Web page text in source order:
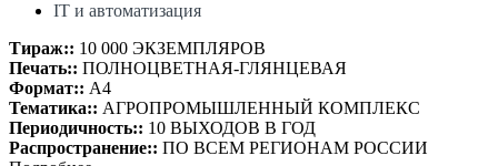
IT и автоматизация
Тираж:: 10 000 ЭКЗЕМПЛЯРОВ
Печать:: ПОЛНОЦВЕТНАЯ-ГЛЯНЦЕВАЯ
Формат:: А4
Тематика:: АГРОПРОМЫШЛЕННЫЙ КОМПЛЕКС
Периодичность:: 10 ВЫХОДОВ В ГОД
Распространение:: ПО ВСЕМ РЕГИОНАМ РОССИИ